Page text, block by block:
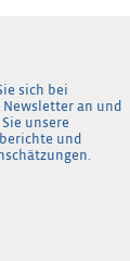
sich bei
Newsletter an und
unsere
und